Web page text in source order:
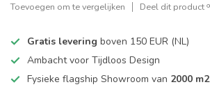
Toevoegen om te vergelijken Deel dit product
Gratis levering boven 150 EUR (NL)
Ambacht voor Tijdloos Design
Fysieke flagship Showroom van 2000 m2